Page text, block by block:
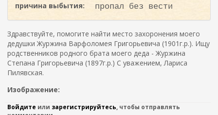
причина выбытия:
пропал без вести
Здравствуйте, помогите найти место захоронения моего
дедушки Журжина Варфоломея Григорьевича (1901г.р.). Ищу
родственников родного брата моего деда - Журжина
Степана Григорьевича (1897г.р.) С уважением, Лариса
Пилявская.
Изображение:
Войдите или зарегистрируйтесь, чтобы отправлять